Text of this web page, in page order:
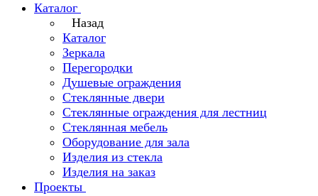
Каталог
Назад
Каталог
Зеркала
Перегородки
Душевые ограждения
Стеклянные двери
Стеклянные ограждения для лестниц
Стеклянная мебель
Оборудование для зала
Изделия из стекла
Изделия на заказ
Проекты